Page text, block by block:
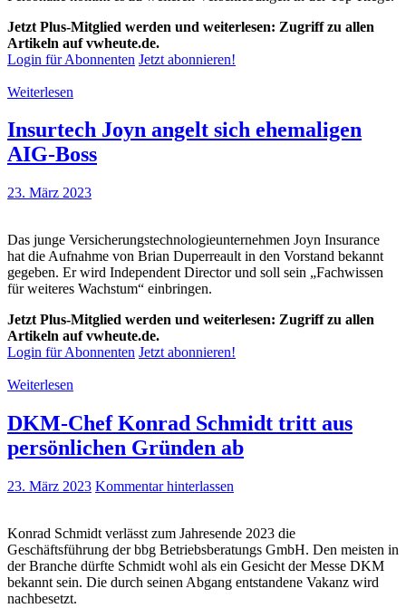
Jetzt Plus-Mitglied werden und weiterlesen: Zugriff zu allen
Artikeln auf vwheute.de.
Login für Abonnenten Jetzt abonnieren!
Weiterlesen
Insurtech Joyn angelt sich ehemaligen
AIG-Boss
23. März 2023
Das junge Versicherungstechnologieunternehmen Joyn Insurance
hat die Aufnahme von Brian Duperreault in den Vorstand bekannt
gegeben. Er wird Independent Director und soll sein „Fachwissen
für weiteres Wachstum“ einbringen.
Jetzt Plus-Mitglied werden und weiterlesen: Zugriff zu allen
Artikeln auf vwheute.de.
Login für Abonnenten Jetzt abonnieren!
Weiterlesen
DKM-Chef Konrad Schmidt tritt aus
persönlichen Gründen ab
23. März 2023 Kommentar hinterlassen
Konrad Schmidt verlässt zum Jahresende 2023 die
Geschäftsführung der bbg Betriebsberatungs GmbH. Den meisten in
der Branche dürfte Schmidt wohl als ein Gesicht der Messe DKM
bekannt sein. Die durch seinen Abgang entstandene Vakanz wird
nachbesetzt.